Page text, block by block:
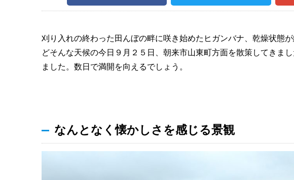
刈り入れの終わった田んぼの畔に咲き始めたヒガンバナ、乾燥状態
どそんな天候の今日９月２５日、朝来市山東町方面を散策してきま
ました。数日で満開を向えるでしょう。
なんとなく懐かしさを感じる景観